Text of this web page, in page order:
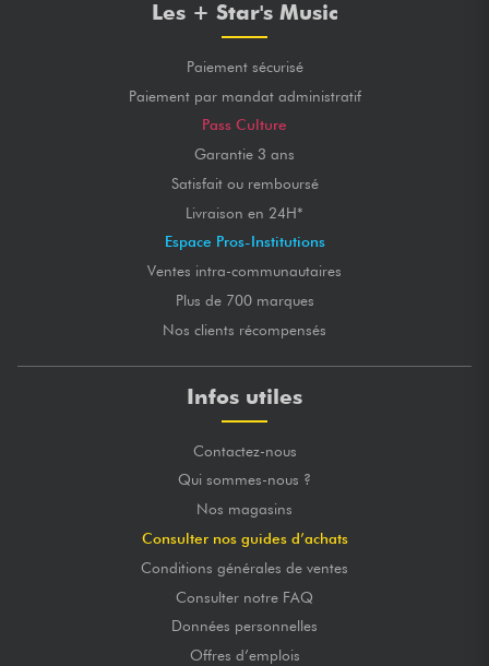
Les + Star's Music
Paiement sécurisé
Paiement par mandat administratif
Pass Culture
Garantie 3 ans
Satisfait ou remboursé
Livraison en 24H*
Espace Pros-Institutions
Ventes intra-communautaires
Plus de 700 marques
Nos clients récompensés
Infos utiles
Contactez-nous
Qui sommes-nous ?
Nos magasins
Consulter nos guides d’achats
Conditions générales de ventes
Consulter notre FAQ
Données personnelles
Offres d’emplois